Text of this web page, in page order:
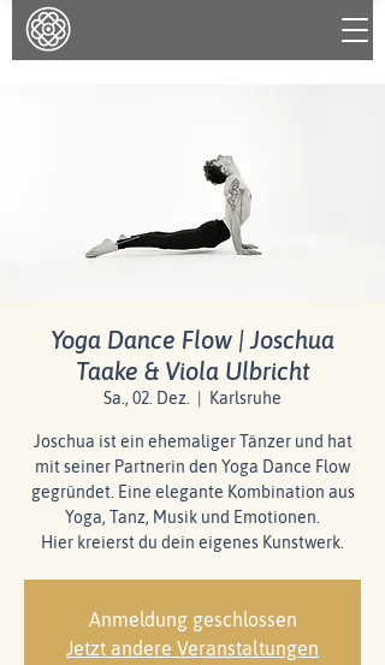
Yoga Dance Flow | Joschua
Taake & Viola Ulbricht
Sa., 02. Dez. Karlsruhe
Joschua ist ein ehemaliger Tänzer und hat
mit seiner Partnerin den Yoga Dance Flow
gegründet. Eine elegante Kombination aus
Yoga, Tanz, Musik und Emotionen.
Hier kreierst du dein eigenes Kunstwerk.
Anmeldung geschlossen
Jetzt andere Veranstaltungen